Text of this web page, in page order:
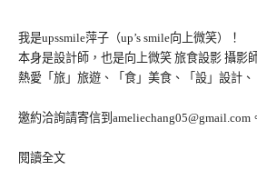
我是upssmile萍子（up’s smile向上微笑）！
本身是設計師，也是向上微笑 旅食設影 攝影
熱愛「旅」旅遊、「食」美食、「設」設計、
邀約洽詢請寄信到ameliechang05@gmail.com
閱讀全文